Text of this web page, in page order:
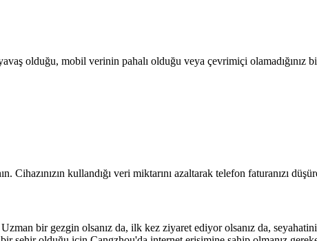
olduğu, mobil verinin pahalı olduğu veya çevrimiçi
kullandığı veri miktarını azaltarak telefon faturanızı
bir gezgin olsanız da, ilk kez ziyaret ediyor olsanız da,